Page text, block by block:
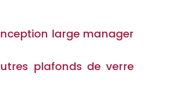
large manager
plafonds de verre